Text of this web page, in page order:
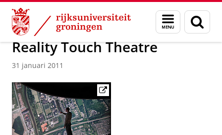
Skip
Content
Skip
Navigation
Menu
en
zoeken
Maatschappij/bedrijven Visualisatie
Reality Touch Theatre
31 januari 2011